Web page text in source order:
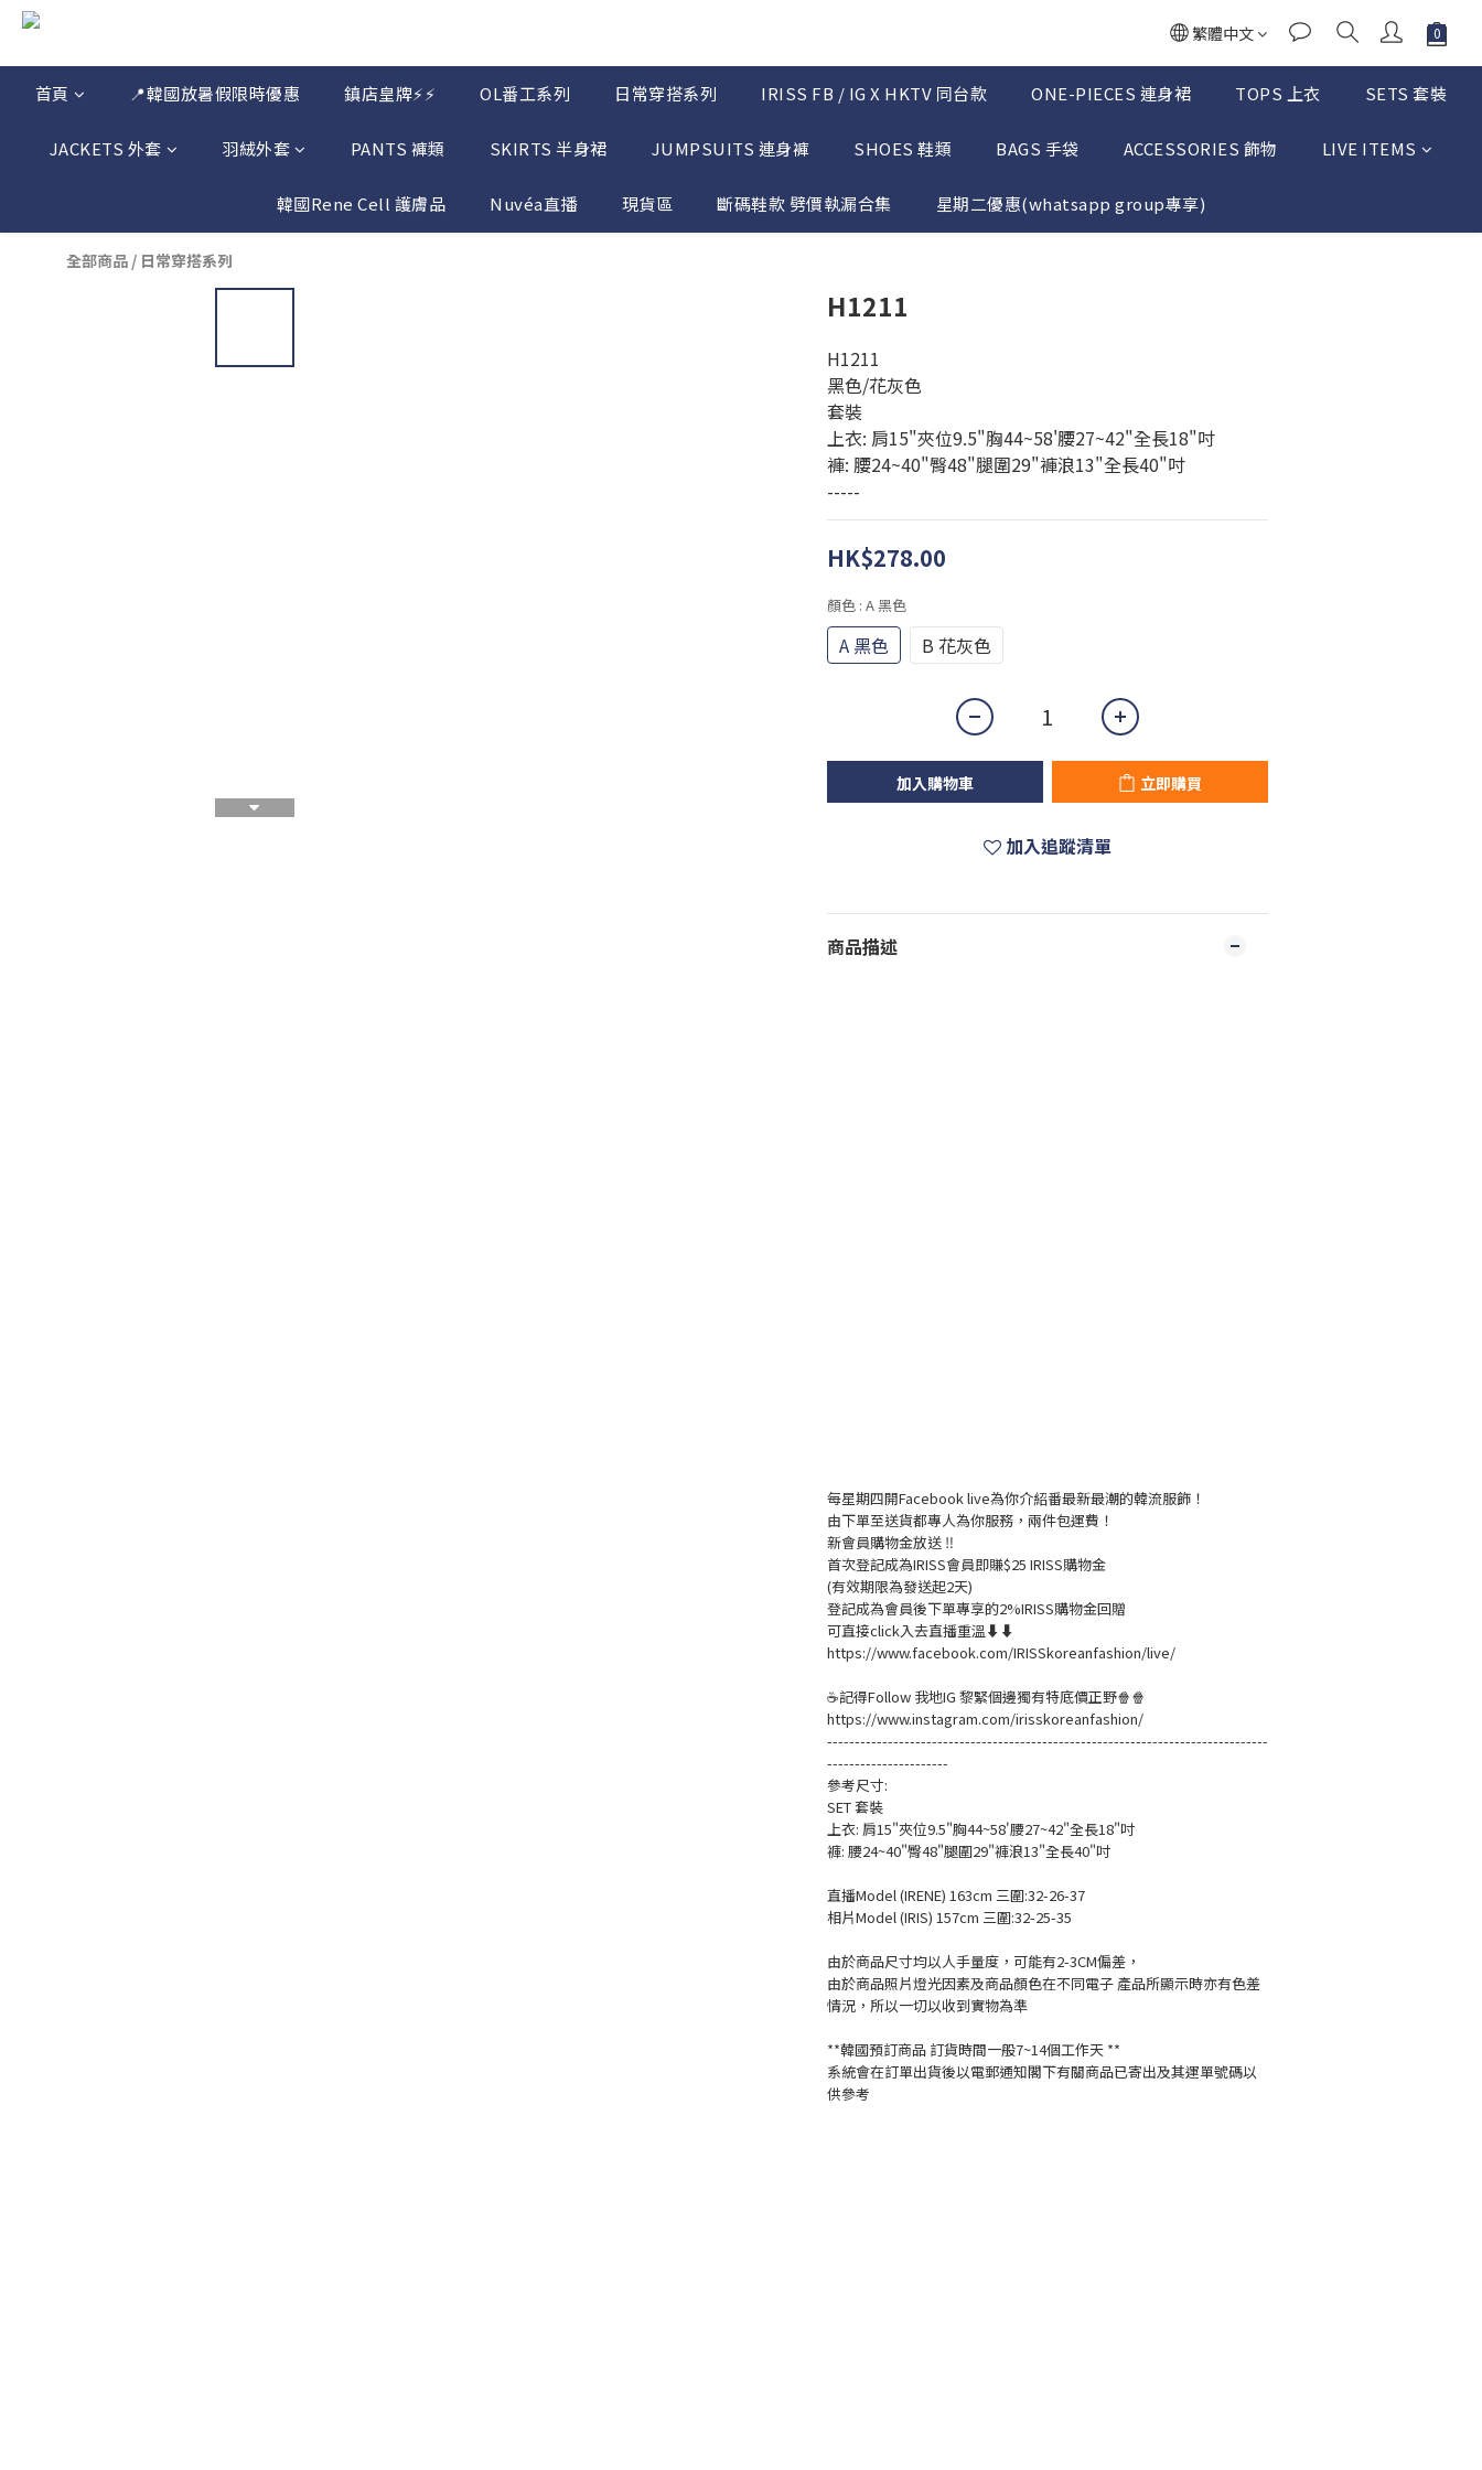
繁體中文
首頁 📍韓國放暑假限時優惠 鎮店皇牌⚡⚡ OL番工系列 日常穿搭系列 IRISS FB / IG X HKTV 同台款 ONE-PIECES 連身裙 TOPS 上衣 SETS 套裝
JACKETS 外套 羽絨外套 PANTS 褲類 SKIRTS 半身裙 JUMPSUITS 連身褲 SHOES 鞋類 BAGS 手袋 ACCESSORIES 飾物 LIVE ITEMS
韓國Rene Cell 護膚品 Nuvéa直播 現貨區 斷碼鞋款 劈價執漏合集 星期二優惠(whatsapp group專享)
全部商品 / 日常穿搭系列
H1211
H1211
黑色/花灰色
套裝
上衣: 肩15"夾位9.5"胸44~58'腰27~42"全長18"吋
褲: 腰24~40"臀48"腿圍29"褲浪13"全長40"吋
-----
HK$278.00
顏色 : A 黑色
A 黑色 B 花灰色
加入購物車 立即購買
加入追蹤清單
商品描述
每星期四開Facebook live為你介紹番最新最潮的韓流服飾！
由下單至送貨都專人為你服務，兩件包運費！
新會員購物金放送 ‼️
首次登記成為IRISS會員即賺$25 IRISS購物金
(有效期限為發送起2天)
登記成為會員後下單專享的2%IRISS購物金回贈
可直接click入去直播重溫⬇⬇
https://www.facebook.com/IRISSkoreanfashion/live/
☕記得Follow 我地IG 黎緊個邊獨有特底價正野🍿🍿
https://www.instagram.com/irisskoreanfashion/
--------------------------------------------------------------------------------
----------------------
參考尺寸:
SET 套裝
上衣: 肩15"夾位9.5"胸44~58'腰27~42"全長18"吋
褲: 腰24~40"臀48"腿圍29"褲浪13"全長40"吋
直播Model (IRENE) 163cm 三圍:32-26-37
相片Model (IRIS) 157cm 三圍:32-25-35
由於商品尺寸均以人手量度，可能有2-3CM偏差，
由於商品照片燈光因素及商品顏色在不同電子 產品所顯示時亦有色差
情況，所以一切以收到實物為準
**韓國預訂商品 訂貨時間一般7~14個工作天 **
系統會在訂單出貨後以電郵通知閣下有關商品已寄出及其運單號碼以
供參考